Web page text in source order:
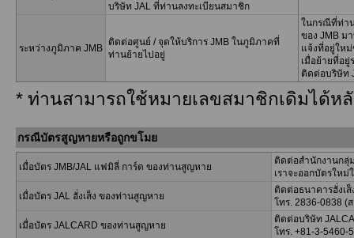
บริษัท JAL ที่ท่านลงทะเบียนสมาชิก
ระหว่างภูมิภาค JMB
ติดต่อศูนย์ / จุดให้บริการ JMB ในภูมิภาคที่
ท่านย้ายไปอยู่
ในกรณีที่ท่า
ของ JMB ม
แจ้งที่อยู่ให
เมื่อย้ายที่อ
ติดต่อบริษัท
* ท่านสามารถใช้หมายเลขสมาชิกเดิมได้ห
กรณีบัตรสูญหายหรือถูกขโมย
เมื่อบัตร JMB/JAL แฟมิลี่ การ์ด ของท่านสูญหาย
ติดต่อสำนักงานกลุ่
เราจะออกบัตรใหม่
เมื่อบัตร JAL ฮั่งเส็ง ของท่านสูญหาย
ติดต่อธนาคารฮั่งเส็
โทร. 2836-0838 (
เมื่อบัตร JALCARD ของท่านสูญหาย
ติดต่อบริษัท
โทร. +81-3-5460-